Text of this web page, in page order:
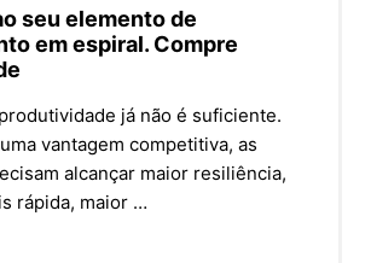
seu elemento de
em espiral. Compre
já não é suficiente.
vantagem competitiva, as
alcançar maior resiliência,
rápida, maior …